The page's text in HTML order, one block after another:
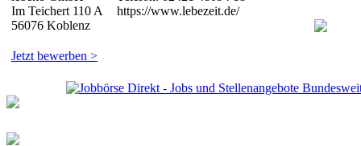
Im Teichert 110 A
56076 Koblenz
https://www.lebezeit.de/
Jetzt bewerben >